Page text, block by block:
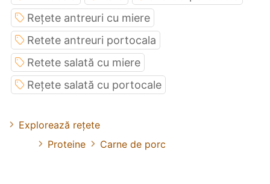
Rețete antreuri cu miere
Retete antreuri portocala
Retete salată cu miere
Rețete salată cu portocale
Explorează rețete
Proteine
Carne de porc